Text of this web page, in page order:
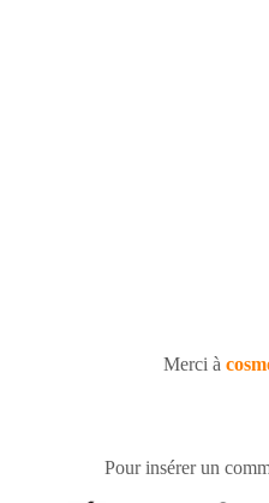
Merci à
Pour insérer un